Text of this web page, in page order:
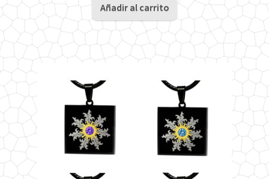
Añadir al carrito